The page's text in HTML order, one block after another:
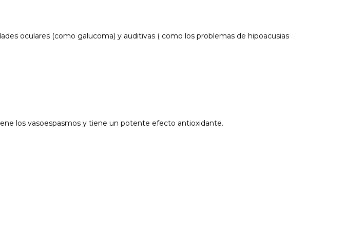
oculares (como galucoma) y auditivas ( como los problemas de hipoacusias
los vasoespasmos y tiene un potente efecto antioxidante.